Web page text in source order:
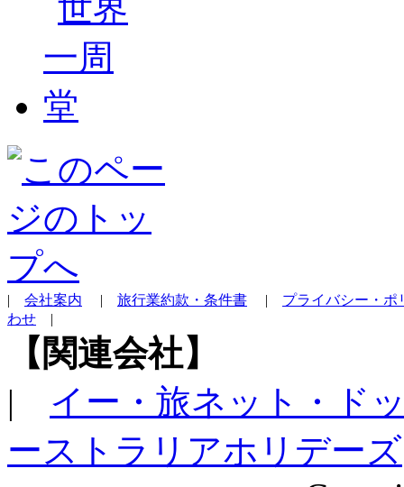
| 会社案内 | 旅行業約款・条件書 | プライバシー・ポ
わせ |
【関連会社】
| イー・旅ネット・ド
ーストラリアホリデーズ